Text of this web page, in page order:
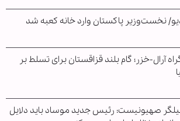
نخست‌وزیر پاکستان وارد خانه کعبه شد
آرال-خزر؛ گام بلند قزاقستان برای تسلط بر
صهیونیست: رئیس جدید موساد باید دلایل